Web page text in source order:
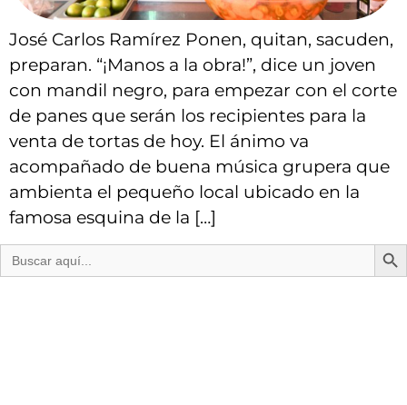
José Carlos Ramírez Ponen, quitan, sacuden,
preparan. “¡Manos a la obra!”, dice un joven
con mandil negro, para empezar con el corte
de panes que serán los recipientes para la
venta de tortas de hoy. El ánimo va
acompañado de buena música grupera que
ambienta el pequeño local ubicado en la
famosa esquina de la […]
Buscar: